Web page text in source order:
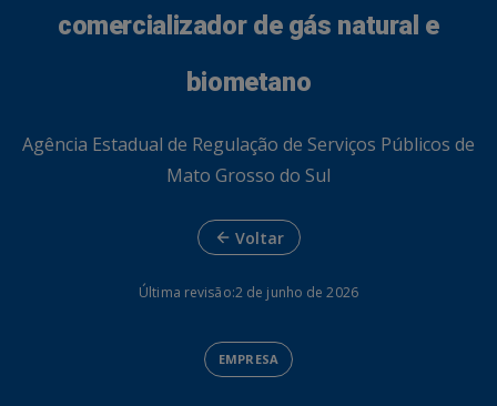
comercializador de gás natural e
biometano
Agência Estadual de Regulação de Serviços Públicos de
Mato Grosso do Sul
Voltar
Última revisão:2 de junho de 2026
EMPRESA